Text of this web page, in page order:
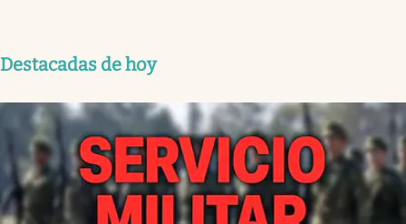
Destacadas de hoy